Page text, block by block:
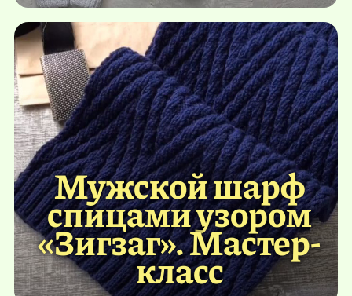
Мужской шарф
спицами узором
«Зигзаг». Мастер-
класс